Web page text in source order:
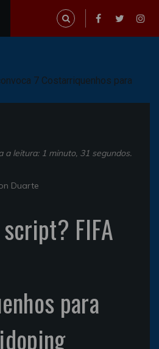
a leitura: 1 minuto, 31 segundos.
Duarte
FIFA
para